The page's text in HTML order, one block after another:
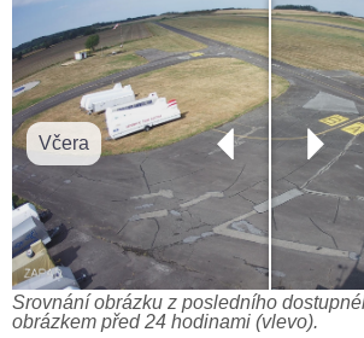
Včera
Srovnání obrázku z posledního
obrázkem před 24 hodinami (vlevo).